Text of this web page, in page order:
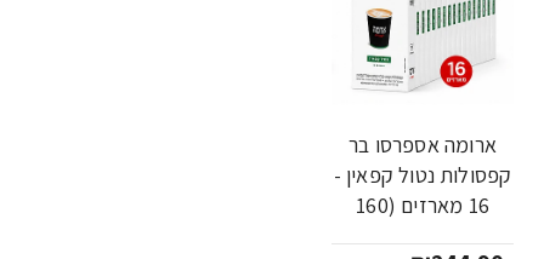
חדש
-10%
ארומה אספרסו בר
קפסולות נטול קפאין -
16 מארזים (160